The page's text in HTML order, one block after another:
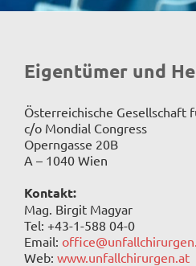
Eigentümer und
Österreichische Gesellschaft
c/o Mondial Congress
Operngasse 20B
A – 1040 Wien
Kontakt:
Mag. Birgit Magyar
Tel: +43-1-588 04-0
Email:
Web: www.unfallchirurgen.at